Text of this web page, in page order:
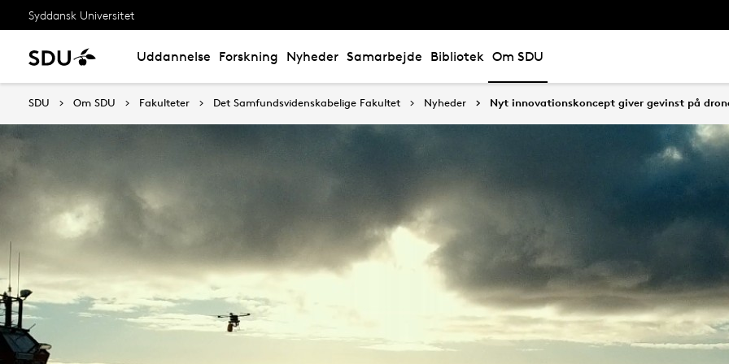
Syddansk Universitet
Uddannelse Forskning Nyheder Samarbejde Bibliotek Om SDU
SDU Om SDU Fakulteter Det Samfundsvidenskabelige Fakultet Nyheder Nyt innovationskoncept giver gevinst på